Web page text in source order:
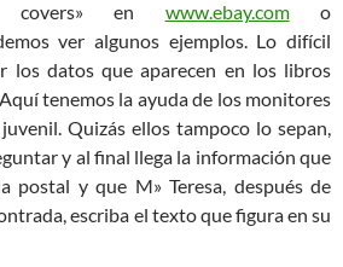
covers» en www.ebay.como
ver algunos ejemplos. Lo difícil
los datos que aparecen en los libros
tenemos la ayuda de los monitores
Quizás ellos tampoco lo sepan,
y al final llega la información que
postal y que M» Teresa, después de
escriba el texto que figura en su